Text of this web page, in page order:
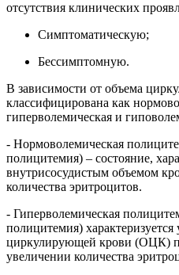
отсутствия клинических
Симптоматическую;
Бессимптомную.
В зависимости от объема
классифицирована как
гиперволемическая и
- Нормоволемическая
полицитемия) – состояние,
внутрисосудистым объемом
количества эритроцитов.
- Гиперволемическая
полицитемия)
циркулирующей крови (ОЦК)
увеличении количества